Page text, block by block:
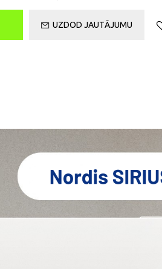
UZDOD JAUTĀJUMU